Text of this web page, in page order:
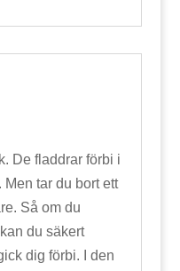
De fladdrar förbi i
tar du bort ett
Så om du
du säkert
dig förbi. I den